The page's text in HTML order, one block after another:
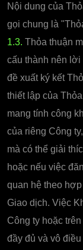
Nội dung của
gọi chung là
1.3. Thỏa thuận
cấu thành nên
đề xuất ký kết
thiết lập của
mang tính công
của riêng Công
mà có thể giải
hoặc nếu việc
quan hệ theo
Giao dịch. Việc
Công ty hoặc
đầy đủ và vô